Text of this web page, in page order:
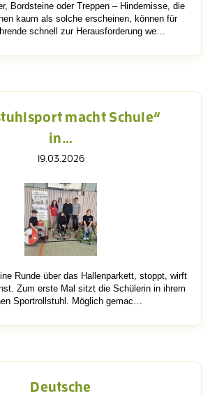
Bordsteine oder Treppen – Hindernisse, die
kaum als solche erscheinen, können für
schnell zur Herausforderung we…
macht Schule“
in…
19.03.2026
Runde über das Hallenparkett, stoppt, wirft
Zum erste Mal sitzt die Schülerin in ihrem
Sportrollstuhl. Möglich gemac…
Deutsche